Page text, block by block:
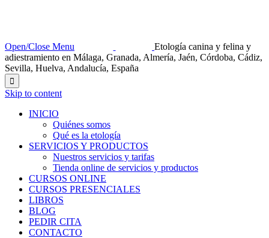
Open/Close Menu
Etología canina y felina y
adiestramiento en Málaga, Granada, Almería, Jaén, Córdoba, Cádiz,
Sevilla, Huelva, Andalucía, España

Skip to content
INICIO
Quiénes somos
Qué es la etología
SERVICIOS Y PRODUCTOS
Nuestros servicios y tarifas
Tienda online de servicios y productos
CURSOS ONLINE
CURSOS PRESENCIALES
LIBROS
BLOG
PEDIR CITA
CONTACTO